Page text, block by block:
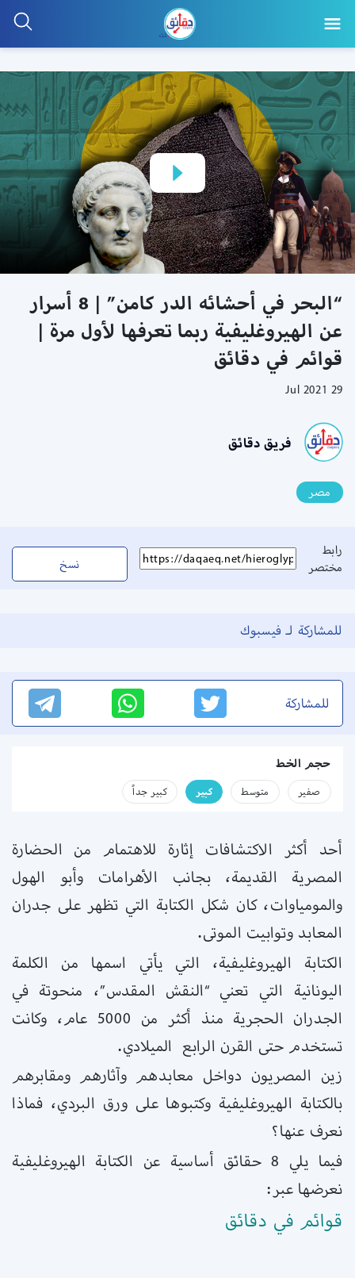
“البحر في أحشائه الدر كامن” | 8 أسرار
عن الهيروغليفية ربما تعرفها لأول مرة |
قوائم في دقائق
29 Jul 2021
فريق دقائق
مصر
رابط
مختصر
نسخ
للمشاركة لـ فيسبوك
للمشاركة
حجم الخط
صفير متوسط كبير كبير جداً
أحد أكثر الاكتشافات إثارة للاهتمام من الحضارة
المصرية القديمة، بجانب الأهرامات وأبو الهول
والمومياوات، كان شكل الكتابة التي تظهر على جدران
المعابد وتوابيت الموتى.
الكتابة الهيروغليفية، التي يأتي اسمها من الكلمة
اليونانية التي تعني “النقش المقدس”، منحوتة في
الجدران الحجرية منذ أكثر من 5000 عام، وكانت
تستخدم حتى القرن الرابع الميلادي.
زين المصريون دواخل معابدهم وآثارهم ومقابرهم
بالكتابة الهيروغليفية وكتبوها على ورق البردي، فماذا
نعرف عنها؟
فيما يلي 8 حقائق أساسية عن الكتابة الهيروغليفية
نعرضها عبر:
قوائم في دقائق